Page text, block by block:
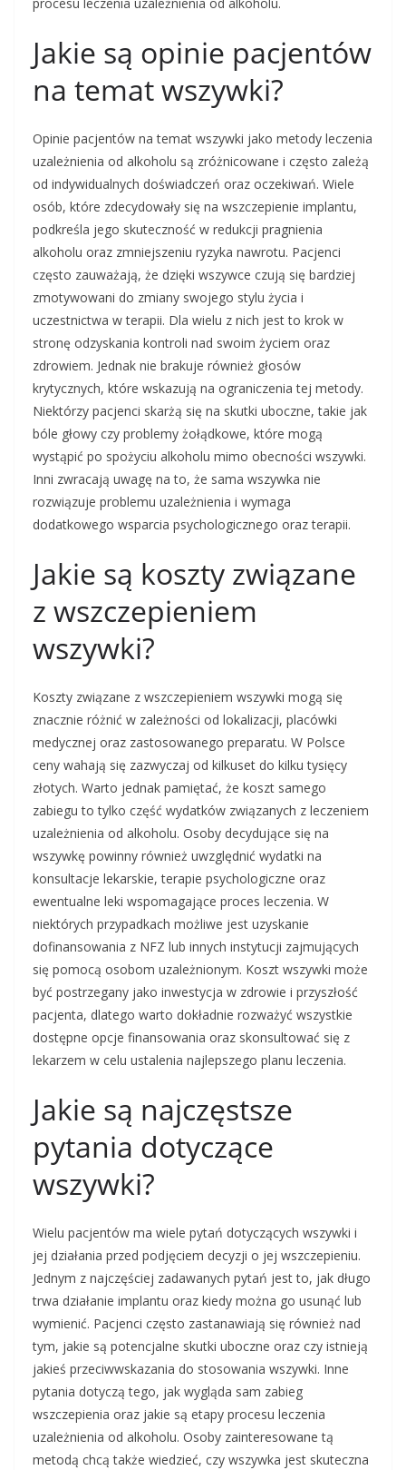
Jakie są opinie pacjentów
na temat wszywki?
Opinie pacjentów na temat wszywki jako metody leczenia
uzależnienia od alkoholu są zróżnicowane i często zależą
od indywidualnych doświadczeń oraz oczekiwań. Wiele
osób, które zdecydowały się na wszczepienie implantu,
podkreśla jego skuteczność w redukcji pragnienia
alkoholu oraz zmniejszeniu ryzyka nawrotu. Pacjenci
często zauważają, że dzięki wszywce czują się bardziej
zmotywowani do zmiany swojego stylu życia i
uczestnictwa w terapii. Dla wielu z nich jest to krok w
stronę odzyskania kontroli nad swoim życiem oraz
zdrowiem. Jednak nie brakuje również głosów
krytycznych, które wskazują na ograniczenia tej metody.
Niektórzy pacjenci skarżą się na skutki uboczne, takie jak
bóle głowy czy problemy żołądkowe, które mogą
wystąpić po spożyciu alkoholu mimo obecności wszywki.
Inni zwracają uwagę na to, że sama wszywka nie
rozwiązuje problemu uzależnienia i wymaga
dodatkowego wsparcia psychologicznego oraz terapii.
Jakie są koszty związane
z wszczepieniem
wszywki?
Koszty związane z wszczepieniem wszywki mogą się
znacznie różnić w zależności od lokalizacji, placówki
medycznej oraz zastosowanego preparatu. W Polsce
ceny wahają się zazwyczaj od kilkuset do kilku tysięcy
złotych. Warto jednak pamiętać, że koszt samego
zabiegu to tylko część wydatków związanych z leczeniem
uzależnienia od alkoholu. Osoby decydujące się na
wszywkę powinny również uwzględnić wydatki na
konsultacje lekarskie, terapie psychologiczne oraz
ewentualne leki wspomagające proces leczenia. W
niektórych przypadkach możliwe jest uzyskanie
dofinansowania z NFZ lub innych instytucji zajmujących
się pomocą osobom uzależnionym. Koszt wszywki może
być postrzegany jako inwestycja w zdrowie i przyszłość
pacjenta, dlatego warto dokładnie rozważyć wszystkie
dostępne opcje finansowania oraz skonsultować się z
lekarzem w celu ustalenia najlepszego planu leczenia.
Jakie są najczęstsze
pytania dotyczące
wszywki?
Wielu pacjentów ma wiele pytań dotyczących wszywki i
jej działania przed podjęciem decyzji o jej wszczepieniu.
Jednym z najczęściej zadawanych pytań jest to, jak długo
trwa działanie implantu oraz kiedy można go usunąć lub
wymienić. Pacjenci często zastanawiają się również nad
tym, jakie są potencjalne skutki uboczne oraz czy istnieją
jakieś przeciwwskazania do stosowania wszywki. Inne
pytania dotyczą tego, jak wygląda sam zabieg
wszczepienia oraz jakie są etapy procesu leczenia
uzależnienia od alkoholu. Osoby zainteresowane tą
metodą chcą także wiedzieć, czy wszywka jest skuteczna